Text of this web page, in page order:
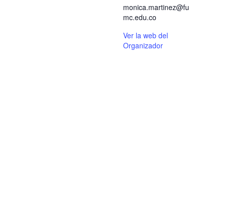
monica.martinez@fu
mc.edu.co
Ver la web del
Organizador